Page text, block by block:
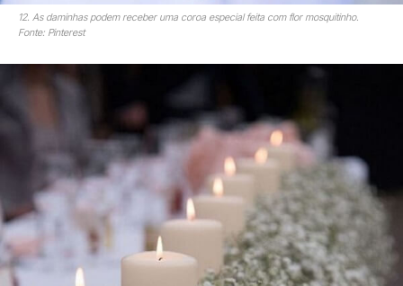
12. As daminhas podem receber uma coroa especial feita com flor mosquitinho.
Fonte: Pinterest